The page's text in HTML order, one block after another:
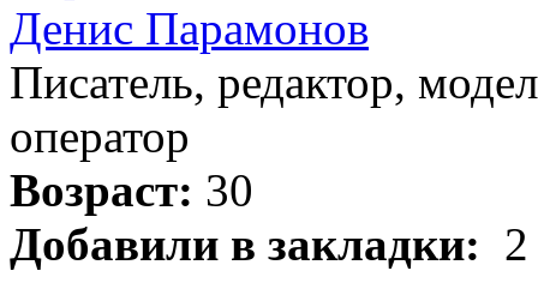
Денис Парамонов
Писатель, редактор,
оператор
Возраст: 30
Добавили в закладки: 2